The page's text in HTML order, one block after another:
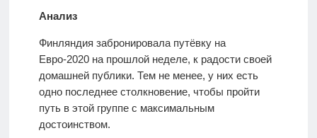
Анализ
Финляндия забронировала путёвку на
Евро-2020 на прошлой неделе, к радости своей
домашней публики. Тем не менее, у них есть
одно последнее столкновение, чтобы пройти
путь в этой группе с максимальным
достоинством.